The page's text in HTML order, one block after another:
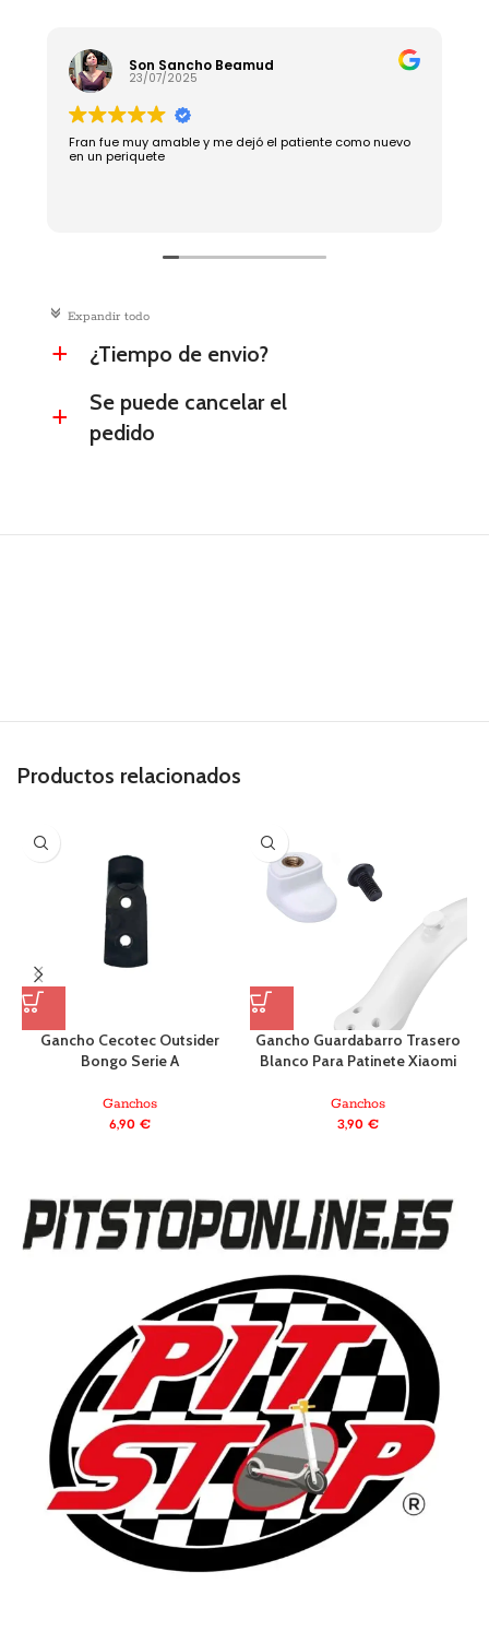
Son Sancho Beamud
23/07/2025
Fran fue muy amable y me dejó el patiente como nuevo
en un periquete
c Expandir todo
a ¿Tiempo de envio?
a
Se puede cancelar el
pedido
Productos relacionados
Gancho Cecotec Outsider
Bongo Serie A
Ganchos
6,90€
Gancho Guardabarro Trasero
Blanco Para Patinete Xiaomi
Ganchos
3,90€